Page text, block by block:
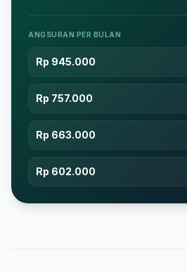
ANGSURAN PER BULAN
Rp 945.000
Rp 757.000
Rp 663.000
Rp 602.000